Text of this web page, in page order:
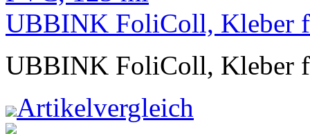
UBBINK FoliColl, Kleber
UBBINK FoliColl, Kleber
Artikelvergleich